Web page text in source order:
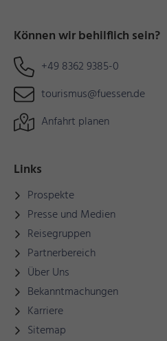
Können wir behilflich sein?
+49 8362 9385-0
tourismus@fuessen.de
Anfahrt planen
Links
Prospekte
Presse und Medien
Reisegruppen
Partnerbereich
Über Uns
Bekanntmachungen
Karriere
Sitemap